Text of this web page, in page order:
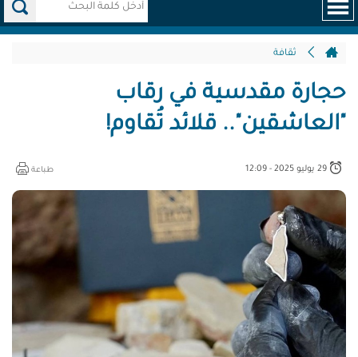
ثقافة
حجارة مقدسية في رقاب
"العاشقين".. قلائد تُقاوم!
29 يوليو 2025 - 12:09 طباعة